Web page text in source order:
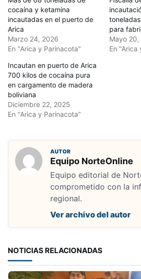
cocaína y ketamina
incautadas en el puerto de
Arica
Marzo 24, 2026
En "Arica y Parinacota"
para
Mayo 20,
En "Arica
Incautan en puerto de Arica
700 kilos de cocaína pura
en cargamento de madera
boliviana
Diciembre 22, 2025
En "Arica y Parinacota"
AUTOR
Equipo NorteOnline
Equipo editorial de
comprometido con la
regional.
Ver archivo del autor
NOTICIAS RELACIONADAS